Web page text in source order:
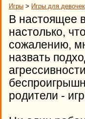
Игры > Игры для девочек
В настоящее
настолько,
сожалению,
назвать
родители -